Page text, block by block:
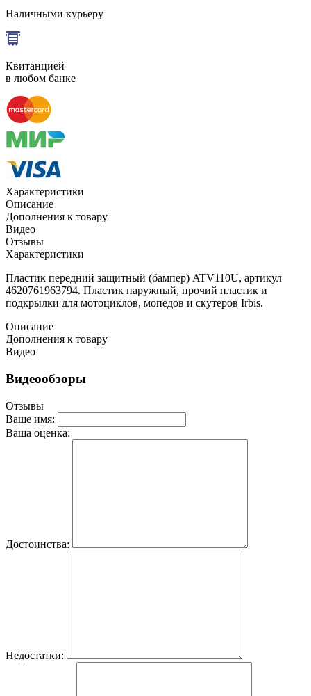
Наличными курьеру
Квитанцией
в любом банке
Характеристики
Описание
Дополнения к товару
Видео
Отзывы
Характеристики
Пластик передний защитный (бампер) ATV110U, артикул
4620761963794. Пластик наружный, прочий пластик и
подкрылки для мотоциклов, мопедов и скутеров Irbis.
Описание
Дополнения к товару
Видео
Видеообзоры
Отзывы
Ваше имя:
Ваша оценка:
Достоинства:
Недостатки: